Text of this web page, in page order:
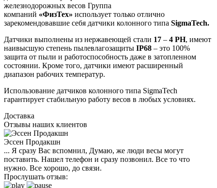
железнодорожных весов Группа
компаний «ФизТех» использует только отлично
зарекомендовавшие себя датчики колонного типа SigmaTech.
Датчики выполнены из нержавеющей стали 17 – 4 PH, имеют
наивысшую степень пылевлагозащиты IP68 – это 100%
защита от пыли и работоспособность даже в затопленном
состоянии. Кроме того, датчики имеют расширенный
диапазон рабочих температур.
Использование датчиков колонного типа SigmaTech
гарантирует стабильную работу весов в любых условиях.
Доставка
Отзывы наших клиентов
Эссен Продакшн
... Я сразу Вас вспомнил, Думаю, же люди весы могут
поставить. Нашел телефон и сразу позвонил. Все то что
нужно. Все хорошо, до связи.
Прослушать отзыв: